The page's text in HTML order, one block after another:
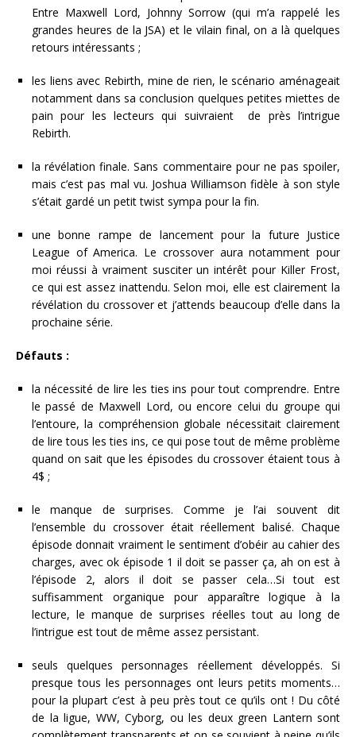
Entre Maxwell Lord, Johnny Sorrow (qui m’a rappelé les
grandes heures de la JSA) et le vilain final, on a là quelques
retours intéressants ;
les liens avec Rebirth, mine de rien, le scénario aménageait
notamment dans sa conclusion quelques petites miettes de
pain pour les lecteurs qui suivraient de près l’intrigue
Rebirth.
la révélation finale. Sans commentaire pour ne pas spoiler,
mais c’est pas mal vu. Joshua Williamson fidèle à son style
s’était gardé un petit twist sympa pour la fin.
une bonne rampe de lancement pour la future Justice
League of America. Le crossover aura notamment pour
moi réussi à vraiment susciter un intérêt pour Killer Frost,
ce qui est assez inattendu. Selon moi, elle est clairement la
révélation du crossover et j’attends beaucoup d’elle dans la
prochaine série.
Défauts :
la nécessité de lire les ties ins pour tout comprendre. Entre
le passé de Maxwell Lord, ou encore celui du groupe qui
l’entoure, la compréhension globale nécessitait clairement
de lire tous les ties ins, ce qui pose tout de même problème
quand on sait que les épisodes du crossover étaient tous à
4$ ;
le manque de surprises. Comme je l’ai souvent dit
l’ensemble du crossover était réellement balisé. Chaque
épisode donnait vraiment le sentiment d’obéir au cahier des
charges, avec ok épisode 1 il doit se passer ça, ah on est à
l’épisode 2, alors il doit se passer cela…Si tout est
suffisamment organique pour apparaître logique à la
lecture, le manque de surprises réelles tout au long de
l’intrigue est tout de même assez persistant.
seuls quelques personnages réellement développés. Si
presque tous les personnages ont leurs petits moments…
pour la plupart c’est à peu près tout ce qu’ils ont ! Du côté
de la ligue, WW, Cyborg, ou les deux green Lantern sont